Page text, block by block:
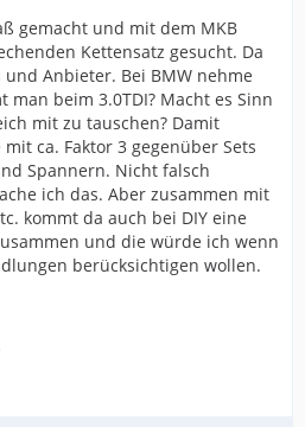
gemacht und mit dem MKB
Kettensatz gesucht. Da
Anbieter. Bei BMW nehme
man beim 3.0TDI? Macht es Sinn
mit zu tauschen? Damit
ca. Faktor 3 gegenüber Sets
Spannern. Nicht falsch
ich das. Aber zusammen mit
kommt da auch bei DIY eine
und die würde ich wenn
berücksichtigen wollen.